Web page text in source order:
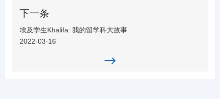
下一条
埃及学生Khalifa: 我的留学科大故事
2022-03-16